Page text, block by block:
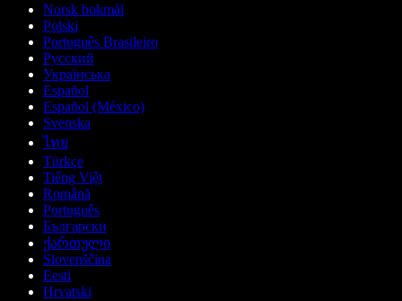
Norsk bokmål
Polski
Português Brasileiro
Русский
Українська
Español
Español (México)
Svenska
ไทย
Türkçe
Tiếng Việt
Română
Português
Български
ქართული
Slovenščina
Eesti
Hrvatski